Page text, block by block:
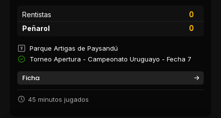
Rentistas
0
0
Peñarol
Parque Artigas de Paysandú
Torneo Apertura - Campeonato Uruguayo - Fecha 7
Ficha
45 minutos jugados